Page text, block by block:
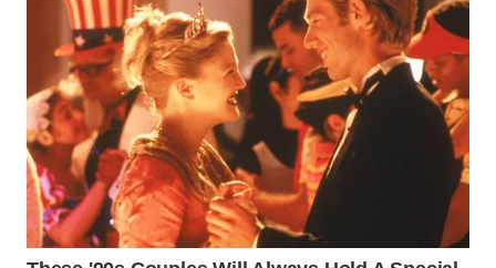
WATCH
MKLI
LPKKI
LKKI
KOPEKLIN